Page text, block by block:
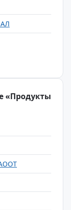
«Продукты